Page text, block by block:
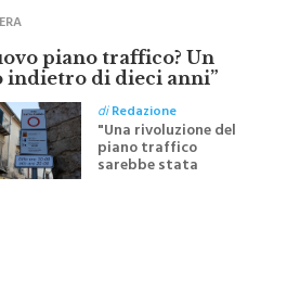
piano traffico? Un
indietro di dieci anni”
diRedazione
"Una rivoluzione del
piano traffico
sarebbe stata
efficace se preceduta